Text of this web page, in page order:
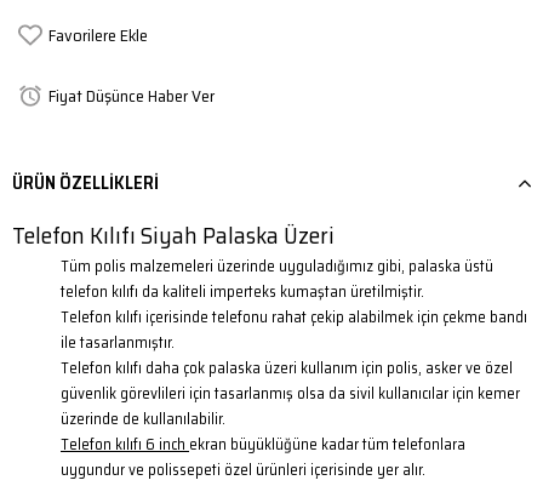
Favorilere Ekle
Fiyat Düşünce Haber Ver
ÜRÜN ÖZELLIKLERI
Telefon Kılıfı Siyah Palaska Üzeri
Tüm polis malzemeleri üzerinde uyguladığımız gibi, palaska üstü
telefon kılıfı da kaliteli imperteks kumaştan üretilmiştir.
Telefon kılıfı içerisinde telefonu rahat çekip alabilmek için çekme bandı
ile tasarlanmıştır.
Telefon kılıfı daha çok palaska üzeri kullanım için polis, asker ve özel
güvenlik görevlileri için tasarlanmış olsa da sivil kullanıcılar için kemer
üzerinde de kullanılabilir.
Telefon kılıfı 6 inch ekran büyüklüğüne kadar tüm telefonlara
uygundur ve polissepeti özel ürünleri içerisinde yer alır.